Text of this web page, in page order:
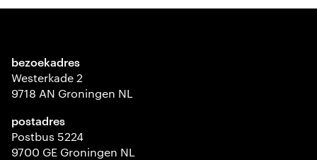
bezoekadres
Westerkade 2
9718 AN Groningen NL
postadres
Postbus 5224
9700 GE Groningen NL